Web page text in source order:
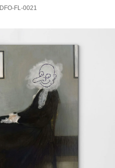
DFO-FL-0021